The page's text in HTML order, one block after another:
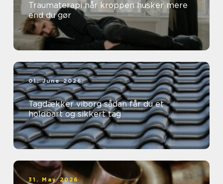
Traumaterapi når kroppen husker mere
end du gør
01. June 2026
Tagdækker viborg sådan får du et
holdbart og sikkert tag
31. May 2026